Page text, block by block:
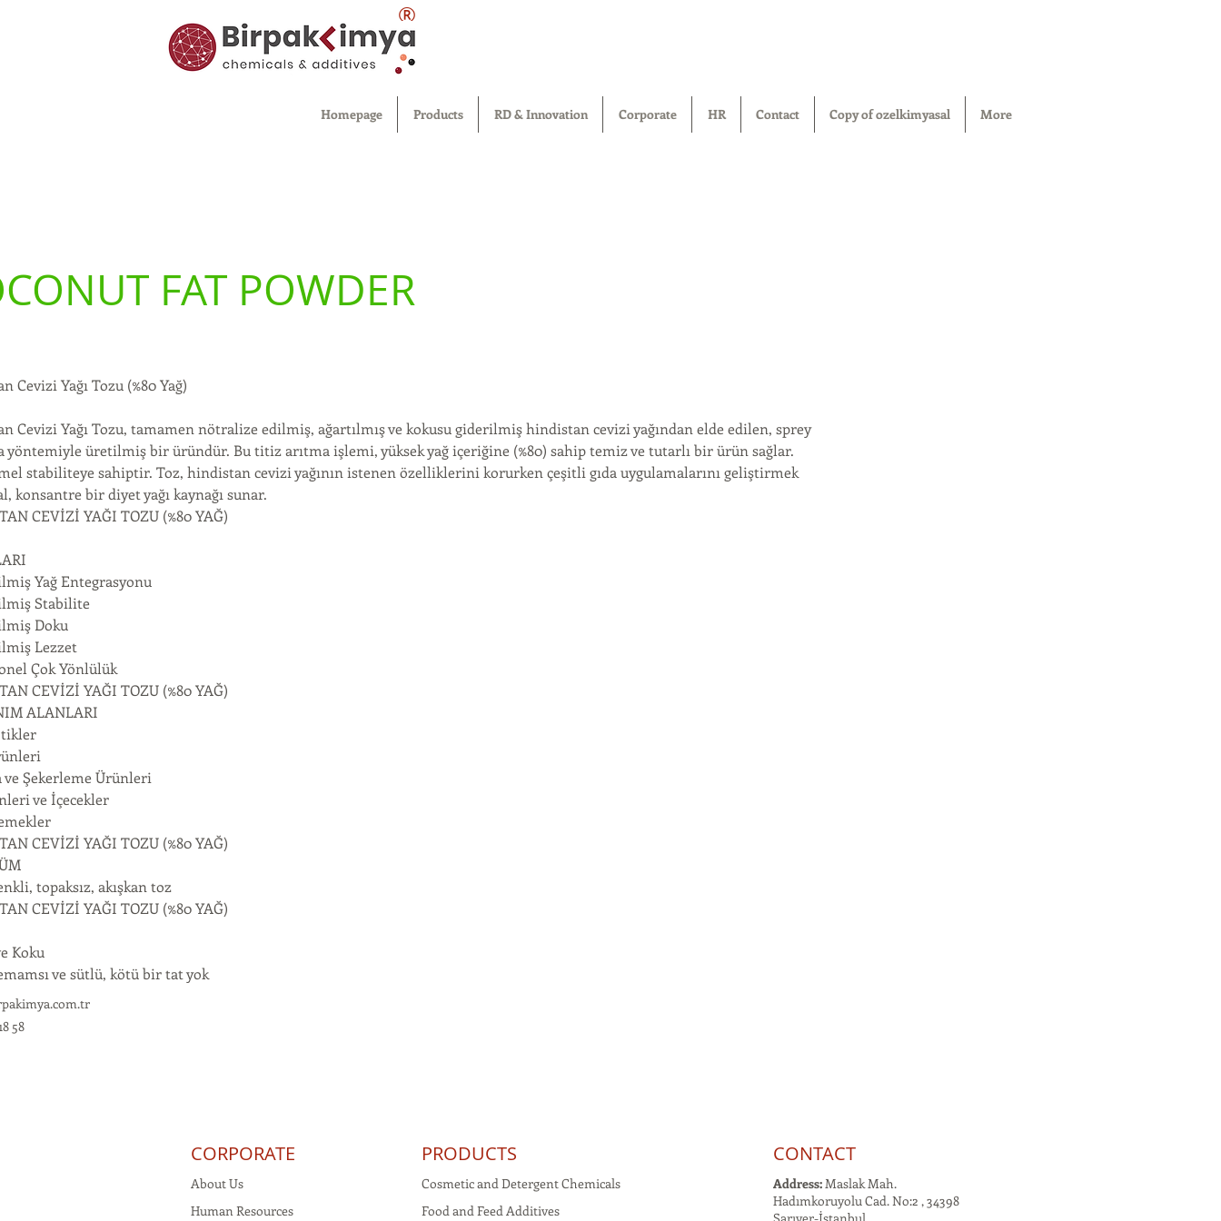
®
Homepage Products RD & Innovation Corporate HR Contact Copy of ozelkimyasal More
FAT POWDER
Cevizi Yağı Tozu (%80 Yağ)
Cevizi Yağı Tozu, tamamen nötralize edilmiş, ağartılmış ve kokusu giderilmiş hindistan cevizi yağından elde edilen, sprey
yöntemiyle üretilmiş bir üründür. Bu titiz arıtma işlemi, yüksek yağ içeriğine (%80) sahip temiz ve tutarlı bir ürün sağlar.
stabiliteye sahiptir. Toz, hindistan cevizi yağının istenen özelliklerini korurken çeşitli gıda uygulamalarını geliştirmek
konsantre bir diyet yağı kaynağı sunar.
CEVİZİ YAĞI TOZU (%80 YAĞ)
Yağ Entegrasyonu
Stabilite
Doku
Lezzet
Çok Yönlülük
CEVİZİ YAĞI TOZU (%80 YAĞ)
ALANLARI
ve Şekerleme Ürünleri
ve İçecekler
CEVİZİ YAĞI TOZU (%80 YAĞ)
topaksız, akışkan toz
CEVİZİ YAĞI TOZU (%80 YAĞ)
Koku
ve sütlü, kötü bir tat yok
58
CORPORATE
About Us
Human Resources
PRODUCTS
Cosmetic and Detergent Chemicals
Food and Feed Additives
CONTACT
Address:Maslak Mah.
Hadımkoruyolu Cad. No:2 , 34398